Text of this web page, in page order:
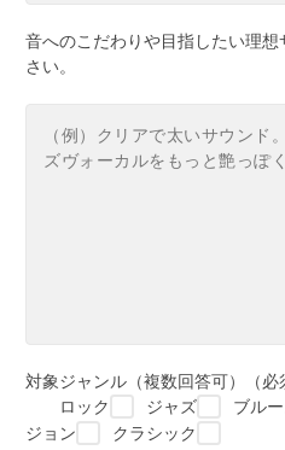
音へのこだわりや目指したい理
さい。
対象ジャンル（複数回答可）（必
ロック
ジャズ ブル
ジョン
クラシック